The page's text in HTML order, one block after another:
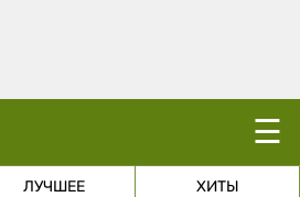
☰
ЛУЧШЕЕ ХИТЫ